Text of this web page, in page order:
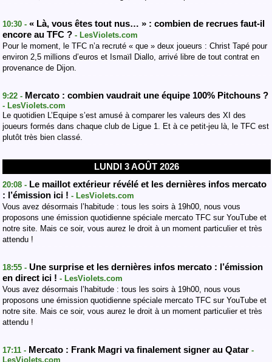
10:30 - « Là, vous êtes tout nus… » : combien de recrues faut-il
encore au TFC ? - LesViolets.com
Pour le moment, le TFC n’a recruté « que » deux joueurs : Christ Tapé pour
environ 2,5 millions d’euros et Ismaïl Diallo, arrivé libre de tout contrat en
provenance de Dijon.
9:22 - Mercato : combien vaudrait une équipe 100% Pitchouns ?
- LesViolets.com
Le quotidien L’Equipe s’est amusé à comparer les valeurs des XI des
joueurs formés dans chaque club de Ligue 1. Et à ce petit-jeu là, le TFC est
plutôt très bien classé.
LUNDI 3 AOÛT 2026
20:08 - Le maillot extérieur révélé et les dernières infos mercato
: l’émission ici ! - LesViolets.com
Vous avez désormais l’habitude : tous les soirs à 19h00, nous vous
proposons une émission quotidienne spéciale mercato TFC sur YouTube et
notre site. Mais ce soir, vous aurez le droit à un moment particulier et très
attendu !
18:55 - Une surprise et les dernières infos mercato : l’émission
en direct ici ! - LesViolets.com
Vous avez désormais l’habitude : tous les soirs à 19h00, nous vous
proposons une émission quotidienne spéciale mercato TFC sur YouTube et
notre site. Mais ce soir, vous aurez le droit à un moment particulier et très
attendu !
17:11 - Mercato : Frank Magri va finalement signer au Qatar -
LesViolets.com